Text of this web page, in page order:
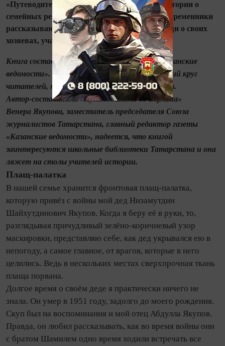
«Путеводитель до Берлина. Удивительные истории о
семейных реликвиях войны». В ней наши современники
рассказывают о том, какую память несут вещи о своих
хозяевах, участвовавших в войне.
Книга составлена из публикаций в газете «Казанские
ведомости». Она рассчитана на самый широкий круг
читателей, но в первую очередь на школьников.
Автор‑составитель «Путеводителя до Берлина»
Венера Якупова, заместитель председателя Союза
журналистов Татарстана, главный редактор газеты
«Казанские ведомости», надеется, что книгой
заинтересуются школьные библиотеки Татарстана и она
ляжет на столы учителей истории.
Плащ‑палатка
В нашей семье хранится фронтовая плащ‑палатка,
которую привёз с войны мой дед Низамутдин
Шайхутдинович Якупов. Когда я беру её в руки, то,
разглядывая причудливый зелёно‑коричневый узор
маскировки, представляю себе, как дед укрывался ею в
непогоду, а самое главное, от врагов, которые в него
целились. Ведь в нескольких местах сверхпрочная ткань
плаща порвана.
Долгое время о своём деде я практически ничего не
знала. Он умер в 1951 году, задолго до моего рождения.
Скуп был на воспоминания и мой отец Абдулла Якупов.
Правда, он любил рассказывать, как во время вой­ны они
с братом Шамилем одно время ходили встречать все